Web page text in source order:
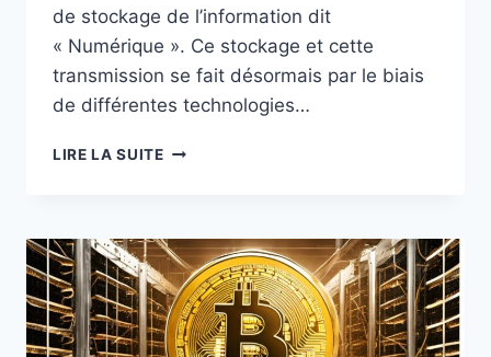
de stockage de l’information dit
« Numérique ». Ce stockage et cette
transmission se fait désormais par le biais
de différentes technologies…
LIRE LA SUITEREFLEXION
ET
DEMOCRATIQUE
DU
BITCOIN